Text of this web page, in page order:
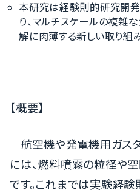
本研究は経験則的研究開
り、マルチスケールの複雑
解に肉薄する新しい取り組
【概要】
航空機や発電機用ガス
には、燃料噴霧の粒径や
です。これまでは実験経